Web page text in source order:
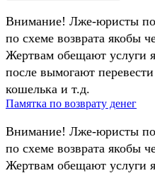
Внимание! Лже-юристы
по схеме возврата якобы
Жертвам обещают
после вымогают
кошелька и т.д.
Памятка по возврату денег
Внимание! Лже-юристы
по схеме возврата якобы
Жертвам обещают